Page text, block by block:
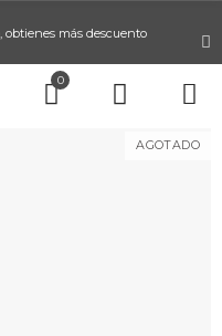
obtienes más descuento
0
AGOTADO